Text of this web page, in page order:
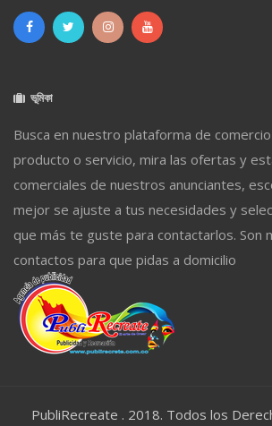
ভূমিকা
Busca en nuestro plataforma de
producto o servicio, mira las ofertas y
comerciales de nuestros anunciantes,
mejor se ajuste a tus necesidades y
que más te guste para contactarlos. Son
contactos para que pidas a domicilio
PubliRecreate . 2018. Todos los